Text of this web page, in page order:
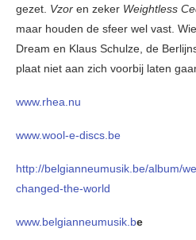
gezet. Vzor en zeker Weightless
maar houden de sfeer wel vast.
Dream en Klaus Schulze, de
plaat niet aan zich voorbij laten
www.rhea.nu
www.wool-e-discs.be
http://belgianneumusik.be/album/
changed-the-world
www.belgianneumusik.be